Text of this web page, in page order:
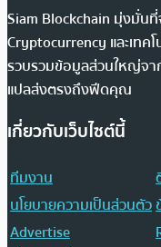
Siam Blockchain มุ่งมั่น
Cryptocurrency และเทค
รวบรวมข้อมูลส่วนใหญ่จาก
แปลส่งตรงถึงฟีดคุณ
เกี่ยวกับเว็บไซต์นี้
ทีมงาน
นโยบายความเป็นส่วนตัว
Advertise